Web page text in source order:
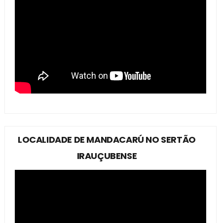
LOCALIDADE DE MANDACARÚ NO SERTÃO
IRAUÇUBENSE